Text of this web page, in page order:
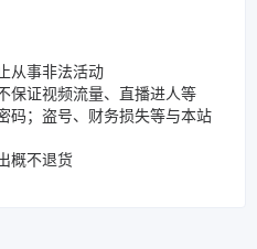
从事非法活动
保证视频流量、直播进人等
码；盗号、财务损失等与本站
概不退货